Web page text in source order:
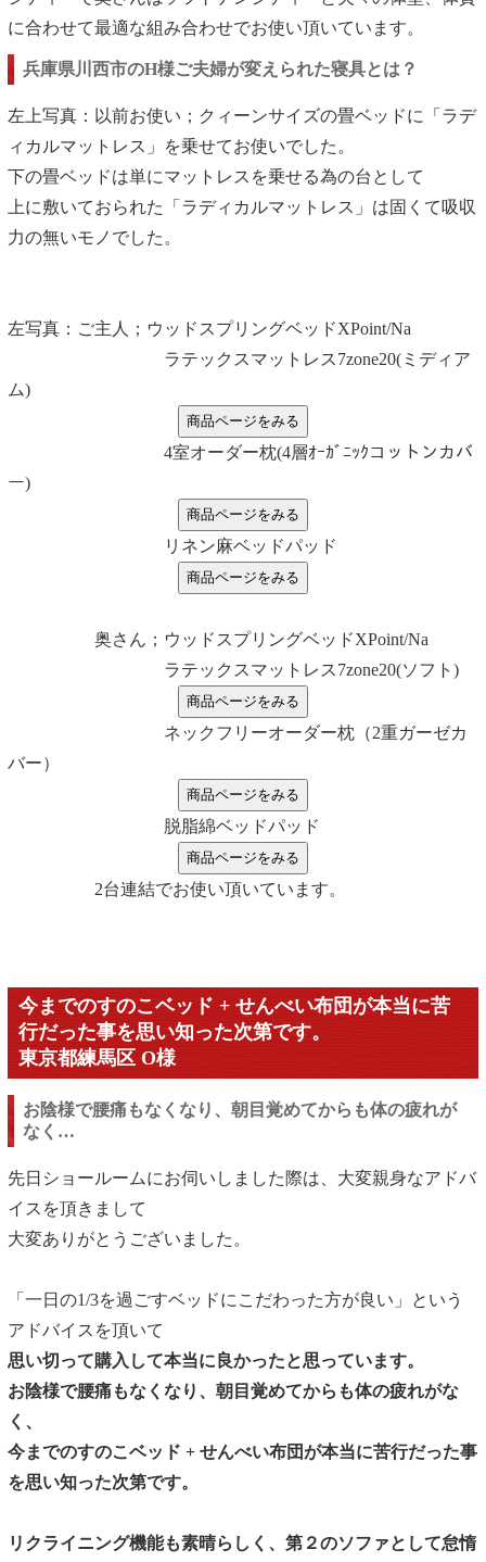
に合わせて最適な組み合わせでお使い頂いています。
兵庫県川西市のH様ご夫婦が変えられた寝具とは？
左上写真：以前お使い；クィーンサイズの畳ベッドに「ラデ
ィカルマットレス」を乗せてお使いでした。
下の畳ベッドは単にマットレスを乗せる為の台として
上に敷いておられた「ラディカルマットレス」は固くて吸収
力の無いモノでした。
左写真：ご主人；ウッドスプリングベッドXPoint/Na
ラテックスマットレス7zone20(ミディア
ム)
4室オーダー枕(4層ｵｰｶﾞﾆｯｸコットンカバ
ー)
リネン麻ベッドパッド
奥さん；ウッドスプリングベッドXPoint/Na
ラテックスマットレス7zone20(ソフト)
ネックフリーオーダー枕（2重ガーゼカ
バー）
脱脂綿ベッドパッド
2台連結でお使い頂いています。
今までのすのこベッド + せんべい布団が本当に苦
行だった事を思い知った次第です。
東京都練馬区 O様
お陰様で腰痛もなくなり、朝目覚めてからも体の疲れが
なく…
先日ショールームにお伺いしました際は、大変親身なアドバ
イスを頂きまして
大変ありがとうございました。
「一日の1/3を過ごすベッドにこだわった方が良い」という
アドバイスを頂いて
思い切って購入して本当に良かったと思っています。
お陰様で腰痛もなくなり、朝目覚めてからも体の疲れがな
く、
今までのすのこベッド + せんべい布団が本当に苦行だった事
を思い知った次第です。
リクライニング機能も素晴らしく、第２のソファとして怠惰